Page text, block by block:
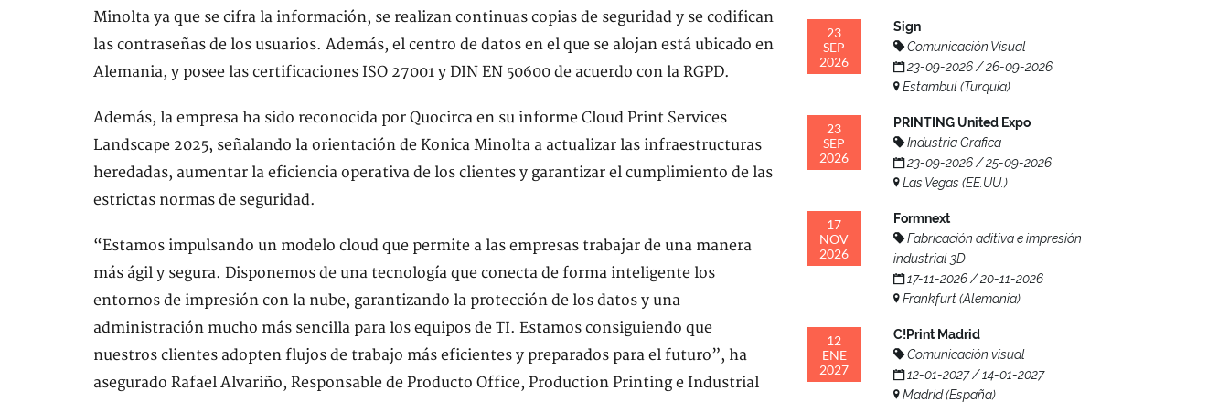
Minolta ya que se cifra la información, se realizan continuas copias de seguridad y se codifican
las contraseñas de los usuarios. Además, el centro de datos en el que se alojan está ubicado en
Alemania, y posee las certificaciones ISO 27001 y DIN EN 50600 de acuerdo con la RGPD.
Además, la empresa ha sido reconocida por Quocirca en su informe Cloud Print Services
Landscape 2025, señalando la orientación de Konica Minolta a actualizar las infraestructuras
heredadas, aumentar la eficiencia operativa de los clientes y garantizar el cumplimiento de las
estrictas normas de seguridad.
“Estamos impulsando un modelo cloud que permite a las empresas trabajar de una manera
más ágil y segura. Disponemos de una tecnología que conecta de forma inteligente los
entornos de impresión con la nube, garantizando la protección de los datos y una
administración mucho más sencilla para los equipos de TI. Estamos consiguiendo que
nuestros clientes adopten flujos de trabajo más eficientes y preparados para el futuro”, ha
asegurado Rafael Alvariño, Responsable de Producto Office, Production Printing e Industrial
23
SEP
2026
Sign
Comunicación Visual
23-09-2026 / 26-09-2026
Estambul (Turquía)
23
SEP
2026
PRINTING United Expo
Industria Grafica
23-09-2026 / 25-09-2026
Las Vegas (EE.UU.)
17
NOV
2026
Formnext
Fabricación aditiva e impresión
industrial 3D
17-11-2026 / 20-11-2026
Frankfurt (Alemania)
12
ENE
2027
C!Print Madrid
Comunicación visual
12-01-2027 / 14-01-2027
Madrid (España)